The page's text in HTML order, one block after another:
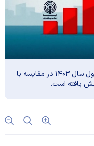
رشد اقتصادی به قیمت بازار در سه ماهه اول سال ۱۴۰۳ در مقایسه با